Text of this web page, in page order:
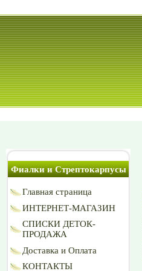
Фиалки и Стрептокарпусы
Главная страница
ИНТЕРНЕТ-МАГАЗИН
СПИСКИ ДЕТОК-
ПРОДАЖА
Доставка и Оплата
КОНТАКТЫ